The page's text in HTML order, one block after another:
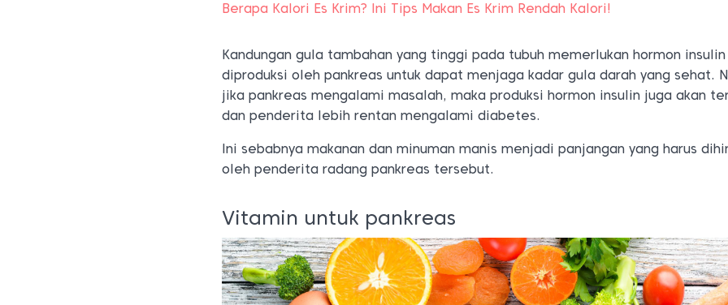
Berapa Kalori Es Krim? Ini Tips Makan Es Krim Rendah Kalori!
Kandungan gula tambahan yang tinggi pada tubuh memerlukan hormon insulin
diproduksi oleh pankreas untuk dapat menjaga kadar gula darah yang sehat.
jika pankreas mengalami masalah, maka produksi hormon insulin juga akan
dan penderita lebih rentan mengalami diabetes.
Ini sebabnya makanan dan minuman manis menjadi panjangan yang harus
oleh penderita radang pankreas tersebut.
Vitamin untuk pankreas